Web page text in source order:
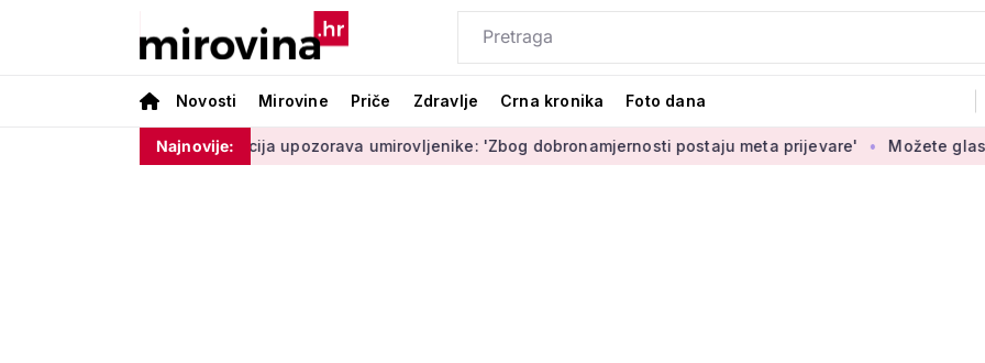
Novosti Mirovine Priče Zdravlje Crna kronika Foto dana
Najnovije:
Policija upozorava umirovljenike: 'Zbog dobronamjernosti postaju meta prijevare' Možete glasati za izbor